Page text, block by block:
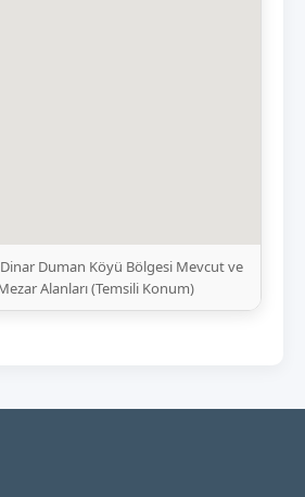
Duman Köyü Bölgesi Mevcut ve
Alanları (Temsili Konum)